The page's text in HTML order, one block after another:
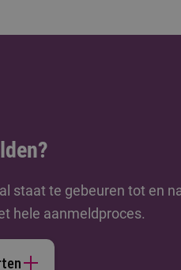
staat te gebeuren tot en
hele aanmeldproces.